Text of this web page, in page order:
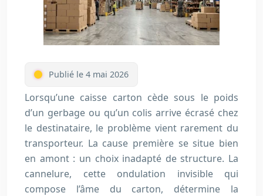
Publié le 4 mai 2026
Lorsqu’une caisse carton cède sous le poids
d’un gerbage ou qu’un colis arrive écrasé chez
le destinataire, le problème vient rarement du
transporteur. La cause première se situe bien
en amont : un choix inadapté de structure. La
cannelure, cette ondulation invisible qui
compose l’âme du carton, détermine la